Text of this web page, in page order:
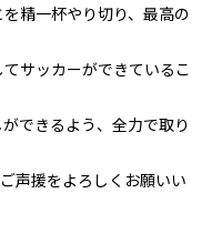
精一杯やり切り、最高の
サッカーができているこ
できるよう、全力で取り
声援をよろしくお願いい